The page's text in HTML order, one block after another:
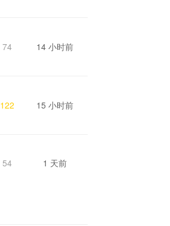
74 14 小时前
122 15 小时前
54 1 天前